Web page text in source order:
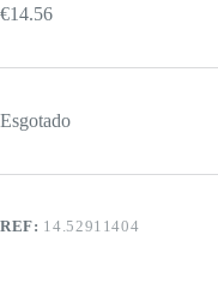
€14.56
Esgotado
REF: 14.52911404